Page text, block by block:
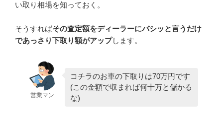
い取り相場を知っておく。
そうすればその査定額をディーラーにバシッと言うだけ
であっさり下取り額がアップします。
営業マン
コチラのお車の下取りは70万円です
(この金額で収まれば何十万と儲かる
な)